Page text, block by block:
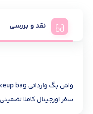
نقد و بررسی
سفر اورجینال کاملا